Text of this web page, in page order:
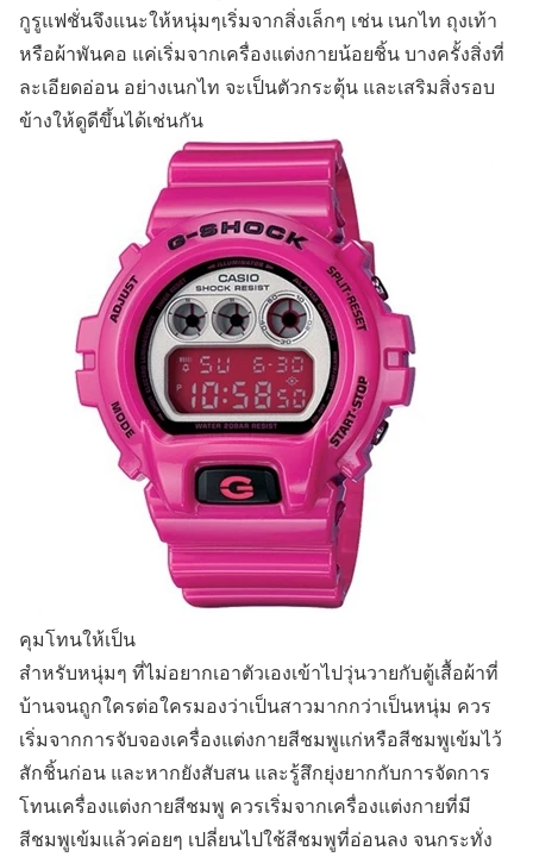
กูรูแฟชั่นจึงแนะให้หนุ่มๆเริ่มจากสิ่งเล็กๆ เช่น เนกไท ถุงเท้า
หรือผ้าพันคอ แค่เริ่มจากเครื่องแต่งกายน้อยชิ้น บางครั้งสิ่งที่
ละเอียดอ่อน อย่างเนกไท จะเป็นตัวกระตุ้น และเสริมสิ่งรอบ
ข้างให้ดูดีขึ้นได้เช่นกัน
คุมโทนให้เป็น
สำหรับหนุ่มๆ ที่ไม่อยากเอาตัวเองเข้าไปวุ่นวายกับตู้เสื้อผ้าที่
บ้านจนถูกใครต่อใครมองว่าเป็นสาวมากกว่าเป็นหนุ่ม ควร
เริ่มจากการจับจองเครื่องแต่งกายสีชมพูแก่หรือสีชมพูเข้มไว้
สักชิ้นก่อน และหากยังสับสน และรู้สึกยุ่งยากกับการจัดการ
โทนเครื่องแต่งกายสีชมพู ควรเริ่มจากเครื่องแต่งกายที่มี
สีชมพูเข้มแล้วค่อยๆ เปลี่ยนไปใช้สีชมพูที่อ่อนลง จนกระทั่ง